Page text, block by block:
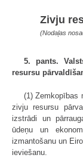
Zivju
(Nodaļas
5. pants.
resursu
(1) Zemkopības
zivju resursu
izstrādi un
ūdeņu un
izmantošanu un
ieviešanu.